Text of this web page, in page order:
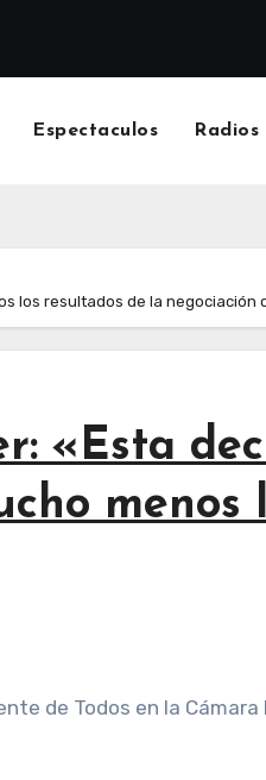
Espectaculos Radios
los resultados de la negociación
«Esta
menos
de Todos en la Cámara